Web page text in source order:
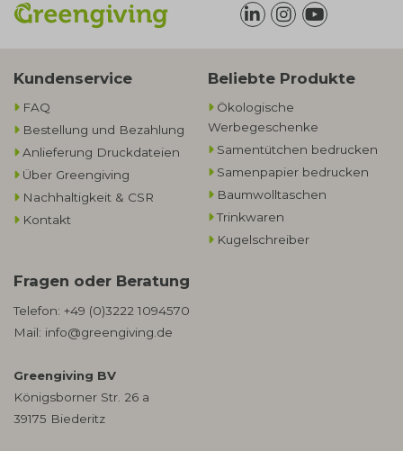
Kundenservice
FAQ
Bestellung und Bezahlung
Anlieferung Druckdateien
Über Greengiving
Nachhaltigkeit & CSR
Kontakt
Beliebte Produkte
Ökologische
Werbegeschenke​
Samentütchen bedrucken
Samenpapier bedrucken
Baumwolltaschen​
Trinkwaren
Kugelschreiber
Fragen oder Beratung
Telefon: +49 (0)3222 1094570
Mail: info@greengiving.de
Greengiving BV
Königsborner Str. 26 a
39175 Biederitz